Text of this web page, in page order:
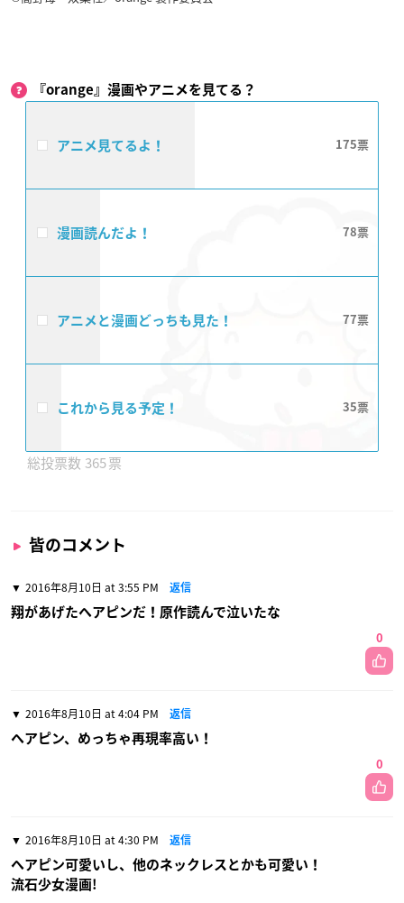
『orange』漫画やアニメを見てる？
アニメ見てるよ！ 175
漫画読んだよ！ 78
アニメと漫画どっちも見た！ 77
これから見る予定！ 35
365
皆のコメント
2016年8月10日 at 3:55 PM 返信
翔があげたヘアピンだ！原作読んで泣いたな
0
2016年8月10日 at 4:04 PM 返信
ヘアピン、めっちゃ再現率高い！
0
2016年8月10日 at 4:30 PM 返信
ヘアピン可愛いし、他のネックレスとかも可愛い！
流石少女漫画!